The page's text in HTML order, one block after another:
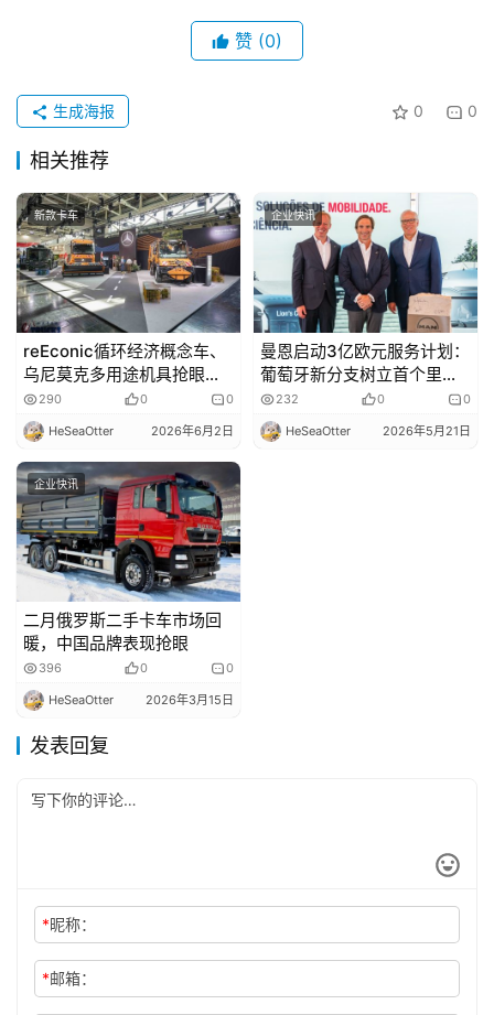
题
社
区
赞 (0)
0 0
生成海报
相关推荐
新款卡车
reEconic循环经济概念车、
乌尼莫克多用途机具抢眼，
带您看奔驰卡车IFAT 2026
展品阵容
290 0 0
HeSeaOtter 2026年6月2日
企业快讯
曼恩启动3亿欧元服务计划：
葡萄牙新分支树立首个里程
碑232 0 0
HeSeaOtter 2026年5月21日
企业快讯
二月俄罗斯二手卡车市场回
暖，中国品牌表现抢眼
396 0 0
HeSeaOtter 2026年3月15日
发表回复
*昵称：
*邮箱：